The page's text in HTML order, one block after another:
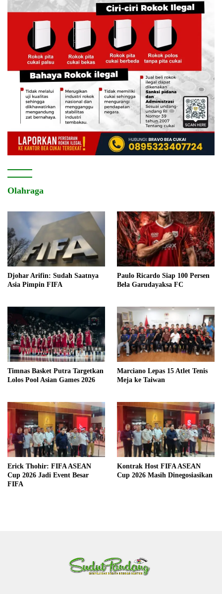
Olahraga
Djohar Arifin: Sudah Saatnya
Asia Pimpin FIFA
Paulo Ricardo Siap 100 Persen
Bela Garudayaksa FC
Timnas Basket Putra Targetkan
Lolos Pool Asian Games 2026
Marciano Lepas 15 Atlet Tenis
Meja ke Taiwan
Erick Thohir: FIFA ASEAN
Cup 2026 Jadi Event Besar
FIFA
Kontrak Host FIFA ASEAN
Cup 2026 Masih Dinegosiasikan